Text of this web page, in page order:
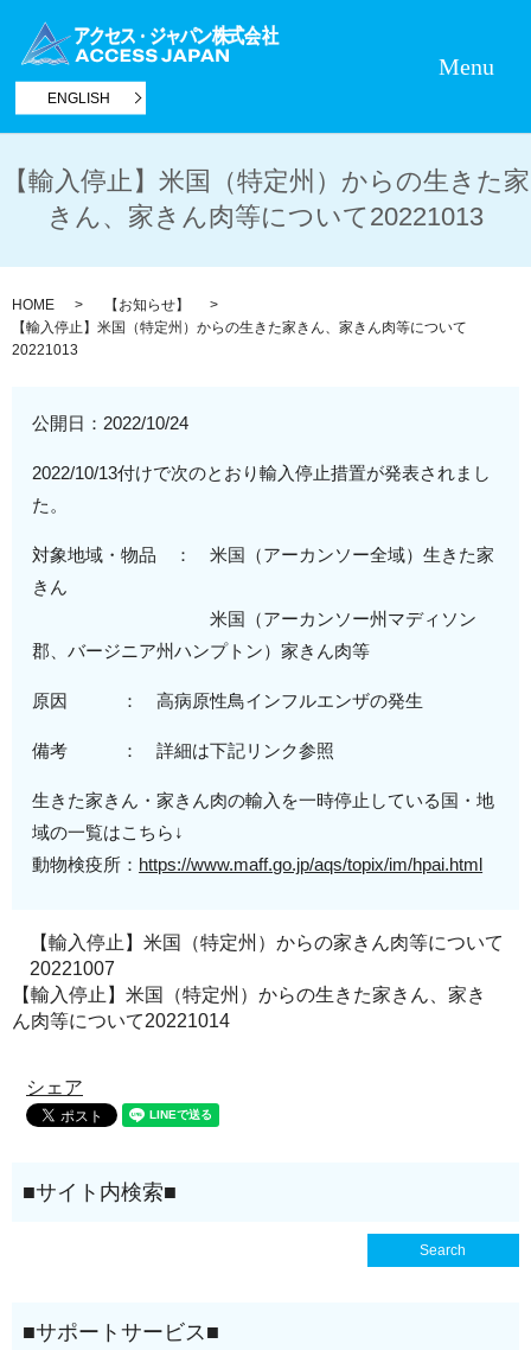
ENGLISH
Menu
【輸入停止】米国（特定州）からの生きた家
きん、家きん肉等について20221013
HOME
【お知らせ】
【輸入停止】米国（特定州）からの生きた家きん、家きん肉等について
20221013
公開日： 2022/10/24
2022/10/13付けで次のとおり輸入停止措置が発表されまし
た。
対象地域・物品 ： 米国（アーカンソー全域）生きた家
きん
米国（アーカンソー州マディソン
郡、バージニア州ハンプトン）家きん肉等
原因 ： 高病原性鳥インフルエンザの発生
備考 ： 詳細は下記リンク参照
生きた家きん・家きん肉の輸入を一時停止している国・地
域の一覧はこちら↓
動物検疫所： https://www.maff.go.jp/aqs/topix/im/hpai.html
【輸入停止】米国（特定州）からの家きん肉等について
20221007
【輸入停止】米国（特定州）からの生きた家きん、家き
ん肉等について20221014
シェア